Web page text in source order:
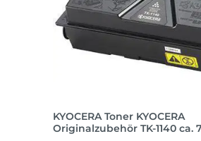
KYOCERA Toner KYOCERA
Originalzubehör TK-1140 ca.